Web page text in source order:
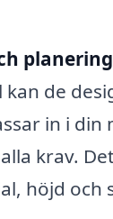
kan de
in i din
krav.
höjd och